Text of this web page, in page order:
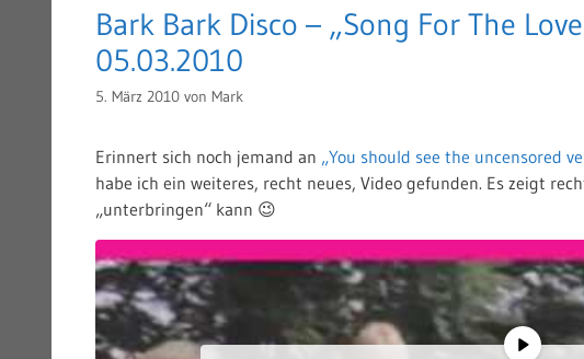
Bark Bark Disco – „Song For The
05.03.2010
5. März 2010 von Mark
Erinnert sich noch jemand an „You should see the uncensored
habe ich ein weiteres, recht neues, Video gefunden. Es zeigt
„unterbringen“ kann 😉